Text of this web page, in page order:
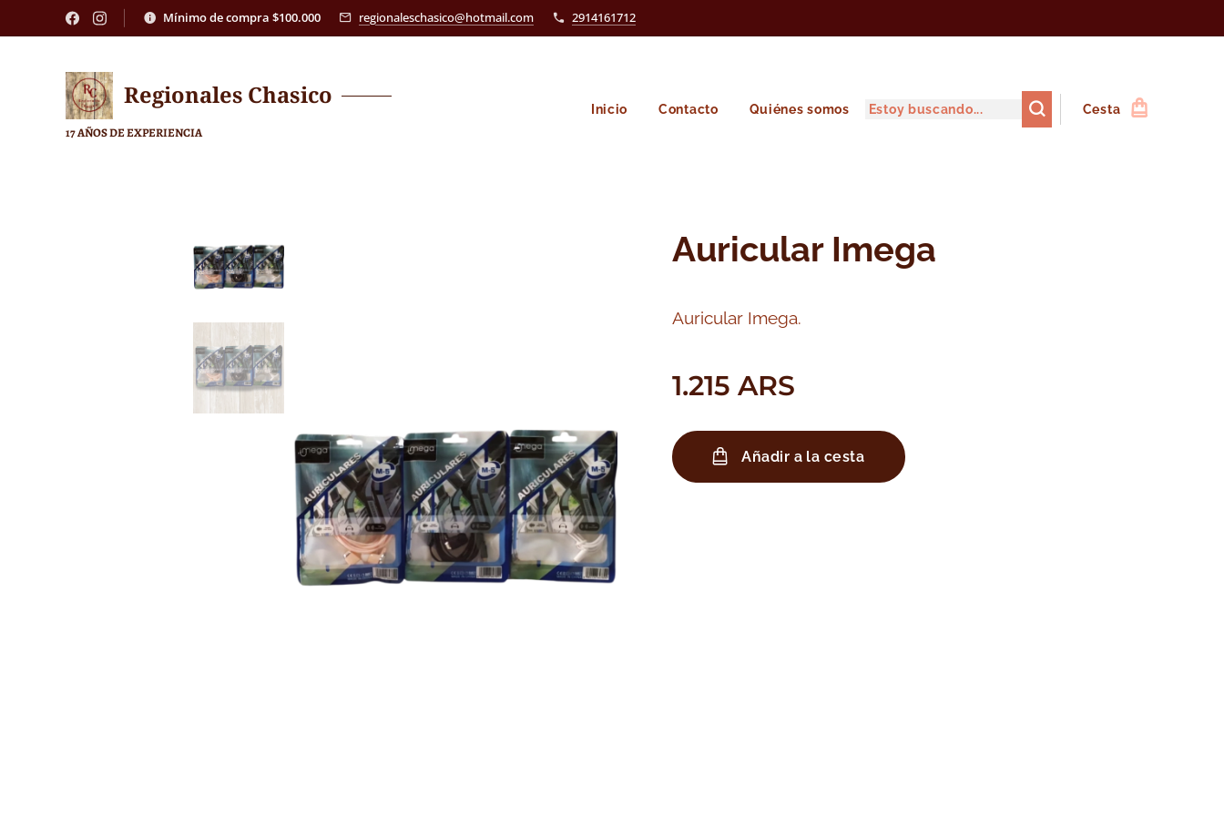
Mínimo de compra $100.000 regionaleschasico@hotmail.com 2914161712
Regionales Chasico
17 AÑOS DE EXPERIENCIA
Inicio Contacto Quiénes somos Cesta
Auricular Imega
Auricular Imega.
1.215 ARS
Añadir a la cesta